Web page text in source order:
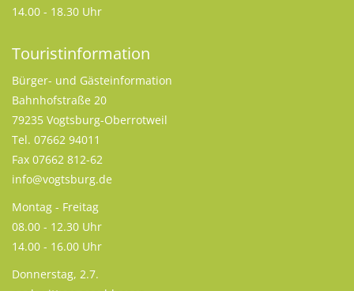
14.00 - 18.30 Uhr
Touristinformation
Bürger- und Gästeinformation
Bahnhofstraße 20
79235 Vogtsburg-Oberrotweil
Tel. 07662 94011
Fax 07662 812-62
info@vogtsburg.de
Montag - Freitag
08.00 - 12.30 Uhr
14.00 - 16.00 Uhr
Donnerstag, 2.7.